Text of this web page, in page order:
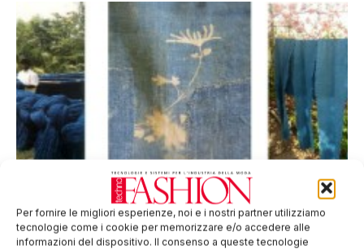
Per fornire le migliori esperienze, noi e i nostri partner utilizziamo
tecnologie come i cookie per memorizzare e/o accedere alle
informazioni del dispositivo. Il consenso a queste tecnologie
Un corso sulla tintura in guado e indaco
L’associazione Casa Clementina; organizza dal 13-15 marzo
2015 il corso “Blu: tinture in guado e indaco” che si propone
di far conoscere il mondo delle tinture con le piante da